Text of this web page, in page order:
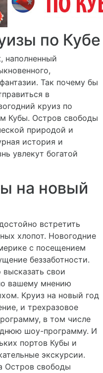
по Кубе
наполненный
Так почему бы
в
круиз по
Кубы. Остров свободы
природой и
история и
увлекут богатой
на новый
встретить
хлопот. Новогодние
с посещением
беззаботности.
высказать свои
вашему мнению
Круиз на новый год
и трехразовое
в том числе
шоу-программу. И
портов Кубы и
экскурсии.
Остров свободы